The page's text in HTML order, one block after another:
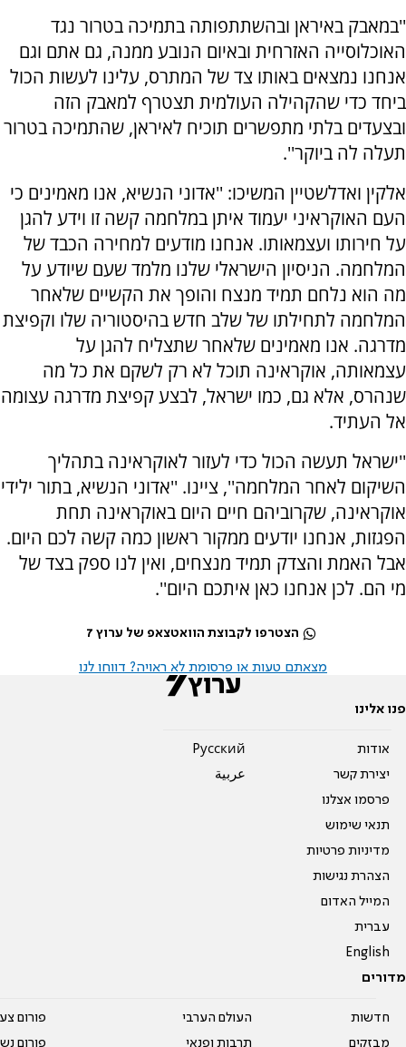
''במאבק באיראן ובהשתתפותה בתמיכה בטרור נגד
האוכלוסייה האזרחית ובאיום הנובע ממנה, גם אתם וגם
אנחנו נמצאים באותו צד של המתרס, עלינו לעשות הכול
ביחד כדי שהקהילה העולמית תצטרף למאבק הזה
ובצעדים בלתי מתפשרים תוכיח לאיראן, שהתמיכה בטרור
תעלה לה ביוקר''.
אלקין ואדלשטיין המשיכו: ''אדוני הנשיא, אנו מאמינים כי
העם האוקראיני יעמוד איתן במלחמה קשה זו וידע להגן
על חירותו ועצמאותו. אנחנו מודעים למחירה הכבד של
המלחמה. הניסיון הישראלי שלנו מלמד שעם שיודע על
מה הוא נלחם תמיד מנצח והופך את הקשיים שלאחר
המלחמה לתחילתו של שלב חדש בהיסטוריה שלו וקפיצת
מדרגה. אנו מאמינים שלאחר שתצליח להגן על
עצמאותה, אוקראינה תוכל לא רק לשקם את כל מה
שנהרס, אלא גם, כמו ישראל, לבצע קפיצת מדרגה עצומה
אל העתיד.
''ישראל תעשה הכול כדי לעזור לאוקראינה בתהליך
השיקום לאחר המלחמה'', ציינו. ''אדוני הנשיא, בתור ילידי
אוקראינה, שקרוביהם חיים היום באוקראינה תחת
הפגזות, אנחנו יודעים ממקור ראשון כמה קשה לכם היום.
אבל האמת והצדק תמיד מנצחים, ואין לנו ספק בצד של
מי הם. לכן אנחנו כאן איתכם היום''.
הצטרפו לקבוצת הוואטצאפ של ערוץ 7
מצאתם טעות או פרסומת לא ראויה? דווחו לנו
פנו אלינו
אודות
יצירת קשר
פרסמו אצלנו
תנאי שימוש
מדיניות פרטיות
הצהרת נגישות
המייל האדום
עברית
English
Pусский
عربية
מדורים
חדשות
מבזקים
העולם הערבי
תרבות ופנאי
פורום
פורום